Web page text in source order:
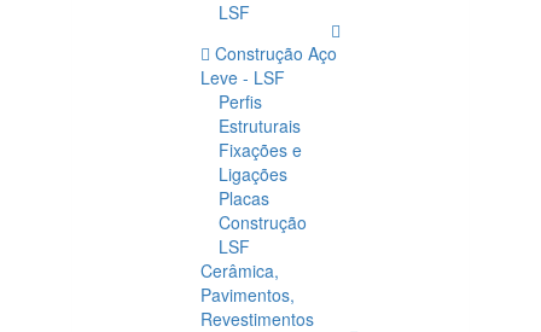
LSF
Construção Aço
Leve - LSF
Perfis
Estruturais
Fixações e
Ligações
Placas
Construção
LSF
Cerâmica,
Pavimentos,
Revestimentos